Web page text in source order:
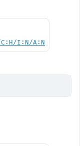
C:H/I:N/A:N